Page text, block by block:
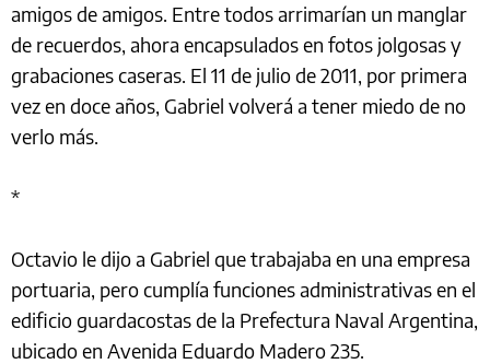
amigos de amigos. Entre todos arrimarían un manglar
de recuerdos, ahora encapsulados en fotos jolgosas y
grabaciones caseras. El 11 de julio de 2011, por primera
vez en doce años, Gabriel volverá a tener miedo de no
verlo más.
*
Octavio le dijo a Gabriel que trabajaba en una empresa
portuaria, pero cumplía funciones administrativas en el
edificio guardacostas de la Prefectura Naval Argentina,
ubicado en Avenida Eduardo Madero 235.